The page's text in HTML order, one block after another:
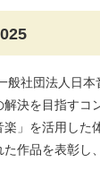
般社団法人日
決を目指すコ
」を活用した
作品を表彰し